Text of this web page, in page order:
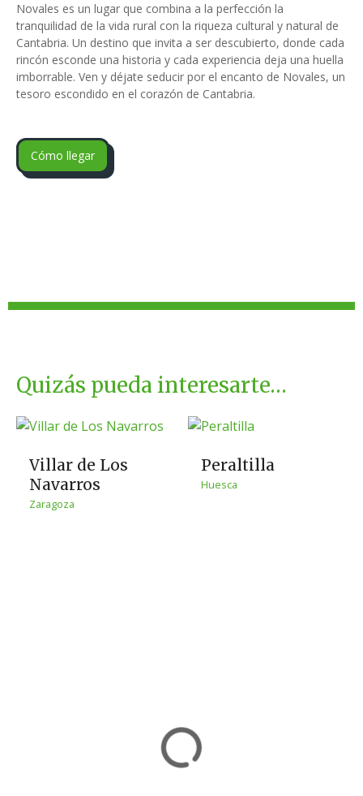
Novales es un lugar que combina a la perfección la
tranquilidad de la vida rural con la riqueza cultural y natural de
Cantabria. Un destino que invita a ser descubierto, donde cada
rincón esconde una historia y cada experiencia deja una huella
imborrable. Ven y déjate seducir por el encanto de Novales, un
tesoro escondido en el corazón de Cantabria.
Cómo llegar
Quizás pueda interesarte…
Villar de Los
Navarros
Zaragoza
Peraltilla
Huesca